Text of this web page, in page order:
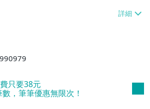
只要38元
，筆筆優惠無限次！